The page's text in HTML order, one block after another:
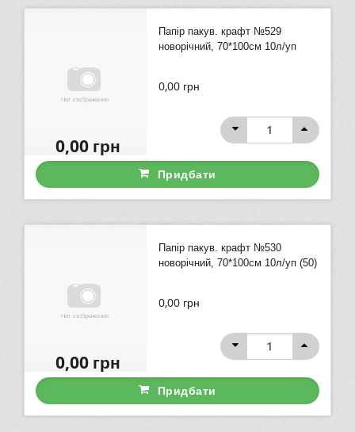
Папір пакув. крафт №529
новорічний, 70*100см 10л/уп
0,00 грн
0,00грн
Придбати
Папір пакув. крафт №530
новорічний, 70*100см 10л/уп (50)
0,00 грн
0,00грн
Придбати